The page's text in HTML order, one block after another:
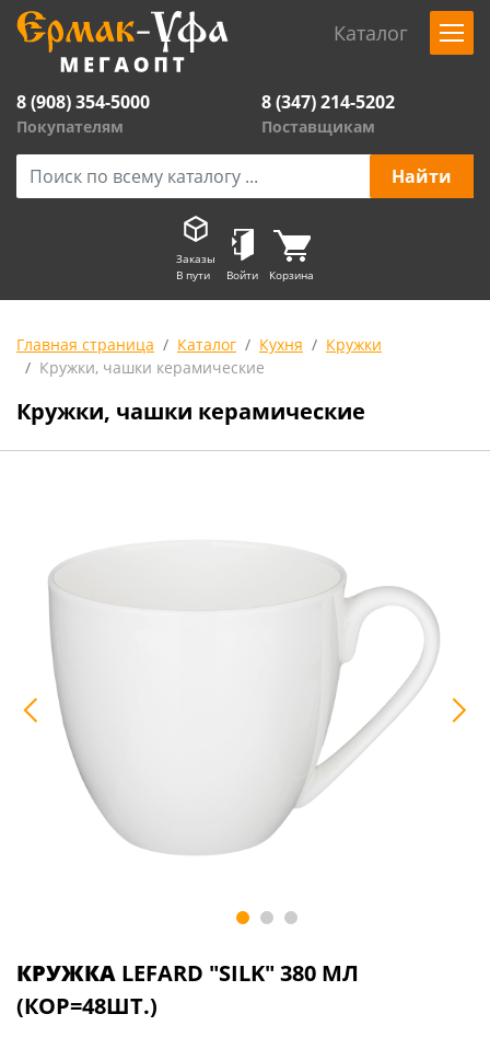
Каталог
8 (908) 354-5000
Покупателям
8 (347) 214-5202
Поставщикам
Заказы
В пути
Войти Корзина
Главная страница Каталог Кухня
Кружки
Кружки, чашки керамические
Кружки, чашки керамические
КРУЖКА LEFARD "SILK" 380 МЛ
(КОР=48ШТ.)